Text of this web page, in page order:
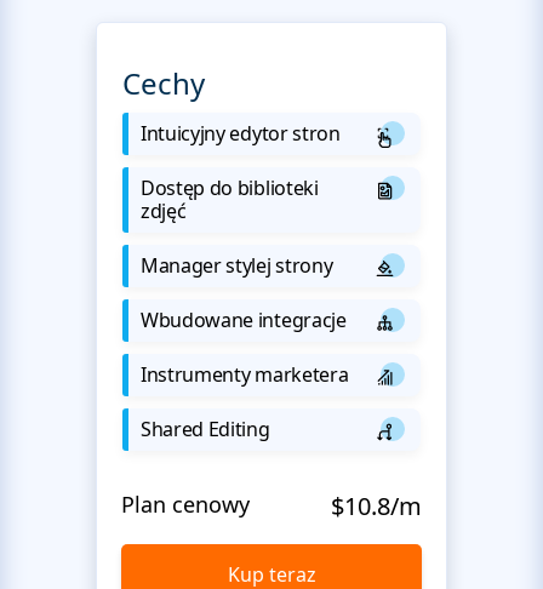
Cechy
Intuicyjny edytor stron
Dostęp do biblioteki
zdjęć
Manager stylej strony
Wbudowane integracje
Instrumenty marketera
Shared Editing
Plan cenowy $10.8/m
Kup teraz